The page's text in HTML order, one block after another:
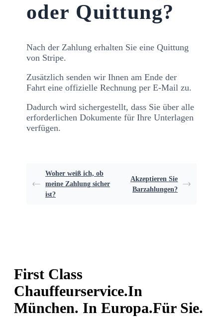
oder Quittung?
Nach der Zahlung erhalten Sie eine Quittung
von Stripe.
Zusätzlich senden wir Ihnen am Ende der
Fahrt eine offizielle Rechnung per E-Mail zu.
Dadurch wird sichergestellt, dass Sie über alle
erforderlichen Dokumente für Ihre Unterlagen
verfügen.
Woher weiß ich, ob
meine Zahlung sicher
ist?
Akzeptieren Sie
Barzahlungen?
First Class
Chauffeurservice.In
München. In Europa.Für Sie.